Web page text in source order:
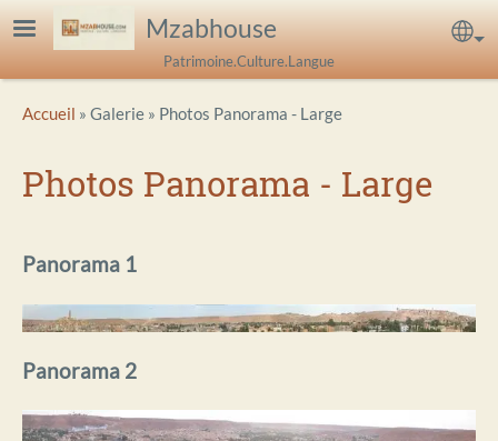
Aller au contenu principal
Mzabhouse
Patrimoine.Culture.Langue
Breadcrumb
Accueil Galerie Photos Panorama - Large
Photos Panorama - Large
Panorama 1
Panorama 2